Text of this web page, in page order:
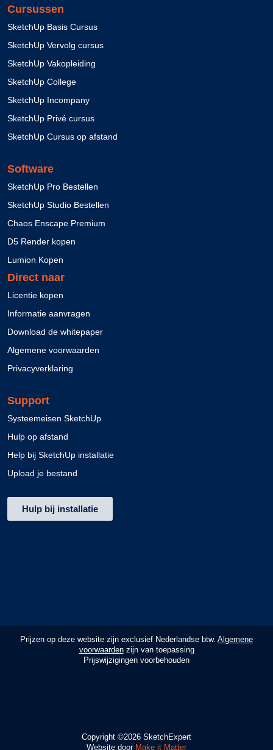
Cursussen
SketchUp Basis Cursus
SketchUp Vervolg cursus
SketchUp Vakopleiding
SketchUp College
SketchUp Incompany
SketchUp Privé cursus
SketchUp Cursus op afstand
Software
SketchUp Pro Bestellen
SketchUp Studio Bestellen
Chaos Enscape Premium
D5 Render kopen
Lumion Kopen
Direct naar
Licentie kopen
Informatie aanvragen
Download de whitepaper
Algemene voorwaarden
Privacyverklaring
Support
Systeemeisen SketchUp
Hulp op afstand
Help bij SketchUp installatie
Upload je bestand
Hulp bij installatie
Copyright ©2026 SketchExpert
Website door Make it Matter
Prijzen op deze website zijn exclusief Nederlandse btw. Algemene
voorwaardenzijn van toepassing
Prijswijzigingen voorbehouden
Vertrouwde Winkel